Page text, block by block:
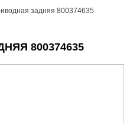
задняя 800374635
800374635